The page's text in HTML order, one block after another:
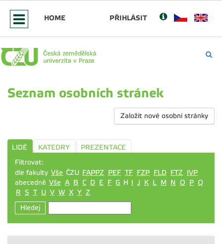
HOME PŘIHLÁSIT
Seznam osobních stránek
Založit nové osobní stránky
LIDÉ KATEDRY
PREZENTACE
Filtrovat:
dle fakulty Vše ČZU FAPPZ PEF TF FZP FLD FTZ IVP
abecedně Vše A B C D E F G H I J K L M N O P Q
R S T U V W X Y Z
Hledej